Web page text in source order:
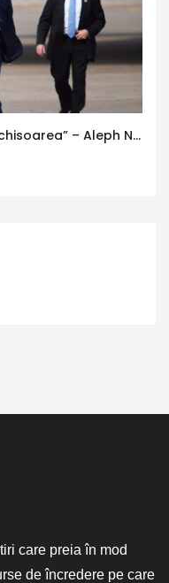
„Vom cere pedepse lungi cu închisoarea” – Aleph News
care preia în mod
de încredere pe care